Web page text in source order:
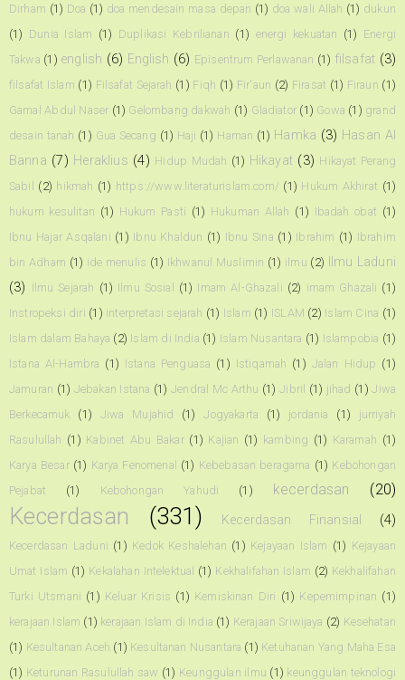
Dirham (1) Doa (1) doa mendesain masa depan (1) doa wali Allah (1) dukun
(1) Dunia Islam (1) Duplikasi Kebrilianan (1) energi kekuatan (1) Energi
Takwa (1) english (6) English (6) Episentrum Perlawanan (1) filsafat (3)
filsafat Islam (1) Filsafat Sejarah (1) Fiqh (1) Fir'aun (2) Firasat (1) Firaun (1)
Gamal Abdul Naser (1) Gelombang dakwah (1) Gladiator (1) Gowa (1) grand
desain tanah (1) Gua Secang (1) Haji (1) Haman (1) Hamka (3) Hasan Al
Banna (7) Heraklius (4) Hidup Mudah (1) Hikayat (3) Hikayat Perang
Sabil
(2) hikmah (1) https://www.literaturislam.com/ (1) Hukum Akhirat (1)
hukum kesulitan (1) Hukum Pasti (1) Hukuman Allah (1) Ibadah obat (1)
Ibnu Hajar Asqalani (1) Ibnu Khaldun (1) Ibnu Sina (1) Ibrahim (1) Ibrahim
bin Adham (1) ide menulis (1) Ikhwanul Muslimin (1) ilmu (2)
Ilmu Laduni
(3) Ilmu Sejarah (1) Ilmu Sosial (1) Imam Al-Ghazali (2) imam Ghazali (1)
Instropeksi diri (1) interpretasi sejarah (1) Islam (1) ISLAM (2) Islam Cina (1)
Islam dalam Bahaya (2) Islam di India (1) Islam Nusantara (1) Islampobia (1)
Istana Al-Hambra (1) Istana Penguasa (1) Istiqamah (1) Jalan Hidup (1)
Jamuran (1) Jebakan Istana (1) Jendral Mc Arthu (1) Jibril (1) jihad (1) Jiwa
Berkecamuk
(1) Jiwa Mujahid (1) Jogyakarta (1) jordania (1)
jurriyah
Rasulullah (1) Kabinet Abu Bakar (1) Kajian (1) kambing (1) Karamah (1)
Karya Besar (1) Karya Fenomenal (1) Kebebasan beragama (1) Kebohongan
Pejabat
(1) Kebohongan Yahudi (1) kecerdasan (20)
Kecerdasan (331) Kecerdasan Finansial (4)
Kecerdasan Laduni (1) Kedok Keshalehan (1) Kejayaan Islam (1) Kejayaan
Umat Islam (1) Kekalahan Intelektual (1) Kekhalifahan Islam (2) Kekhalifahan
Turki Utsmani (1) Keluar Krisis (1) Kemiskinan Diri (1) Kepemimpinan (1)
kerajaan Islam (1) kerajaan Islam di India (1) Kerajaan Sriwijaya (2) Kesehatan
(1) Kesultanan Aceh (1) Kesultanan Nusantara (1) Ketuhanan Yang Maha Esa
(1) Keturunan Rasulullah saw (1) Keunggulan ilmu (1) keunggulan teknologi